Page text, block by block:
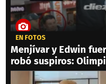
EN FOTOS
Menjívar y Edwin
robó suspiros: